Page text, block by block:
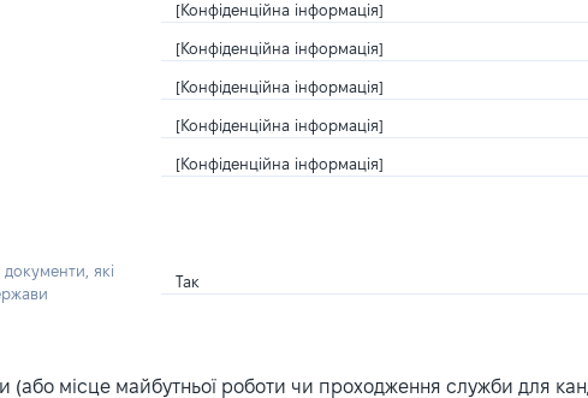
[Конфіденційна інформація]
[Конфіденційна інформація]
[Конфіденційна інформація]
[Конфіденційна інформація]
[Конфіденційна інформація]
які
Так
місце майбутньої роботи чи проходження служби для